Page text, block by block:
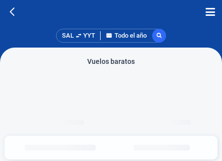
SAL YYT Todo el año
Vuelos baratos